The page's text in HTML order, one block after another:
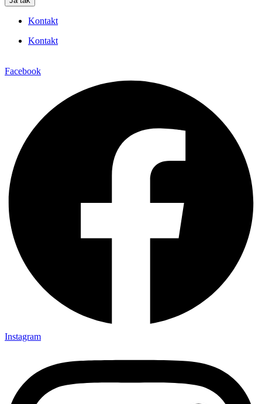
Kontakt
Kontakt
Facebook
Instagram